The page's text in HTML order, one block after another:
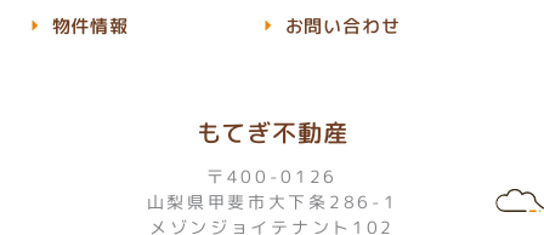
もてぎ不動産
〒400-0126
山梨県甲斐市大下条286-1
メゾンジョイテナント102
物件情報
お問い合わせ